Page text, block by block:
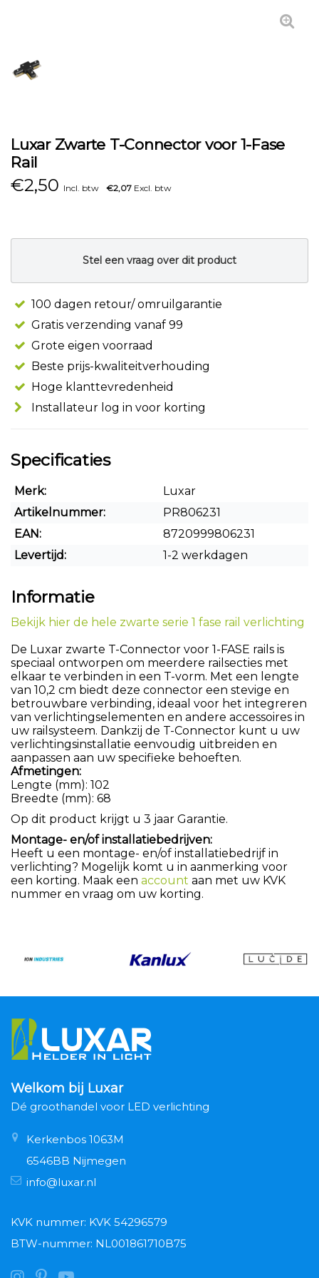
Luxar Zwarte T-Connector voor 1-Fase
Rail
€2,50 Incl. btw €2,07 Excl. btw
Stel een vraag over dit product
100 dagen retour/ omruilgarantie
Gratis verzending vanaf 99
Grote eigen voorraad
Beste prijs-kwaliteitverhouding
Hoge klanttevredenheid
Installateur log in voor korting
Specificaties
Merk:
Luxar
Artikelnummer:
PR806231
EAN:
8720999806231
Levertijd:
1-2 werkdagen
Informatie
Bekijk hier de hele zwarte serie 1 fase rail verlichting
De Luxar zwarte T-Connector voor 1-FASE rails is
speciaal ontworpen om meerdere railsecties met
elkaar te verbinden in een T-vorm. Met een lengte
van 10,2 cm biedt deze connector een stevige en
betrouwbare verbinding, ideaal voor het integreren
van verlichtingselementen en andere accessoires in
uw railsysteem. Dankzij de T-Connector kunt u uw
verlichtingsinstallatie eenvoudig uitbreiden en
aanpassen aan uw specifieke behoeften.
Afmetingen:
Lengte (mm): 102
Breedte (mm): 68
Op dit product krijgt u 3 jaar Garantie.
Montage- en/of installatiebedrijven:
Heeft u een montage- en/of installatiebedrijf in
verlichting? Mogelijk komt u in aanmerking voor
een korting. Maak een account aan met uw KVK
nummer en vraag om uw korting.
Welkom bij Luxar
Dé groothandel voor LED verlichting
Kerkenbos 1063M
6546BB Nijmegen
info@luxar.nl
KVK nummer: KVK 54296579
BTW-nummer: NL001861710B75